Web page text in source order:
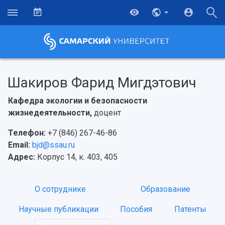
НАЗАД
Об университете
Образование
Научно-исследовательская деятельность
Шакиров Фарид Мигдэтович
Кафедра экологии и безопасности
жизнедеятельности, доцент
Телефон: +7 (846) 267-46-86
Email: bjd@ssau.ru
Адрес: Корпус 14, к. 403, 405
О сотруднике Образование
Научные публикации Пособия Патенты